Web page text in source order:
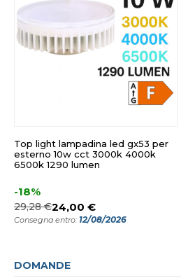
Top light lampadina led gx53 per
esterno 10w cct 3000k 4000k
6500k 1290 lumen
-18%
29,28 €24,00 €
Consegna entro: 12/08/2026
DOMANDE